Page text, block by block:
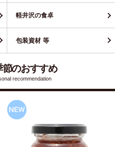
軽井沢の食卓
包装資材 等
のおすすめ
recommendation